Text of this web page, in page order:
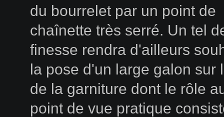
du bourrelet par un point de
chaînette très serré. Un tel
finesse rendra d'ailleurs
la pose d'un large galon sur
de la garniture dont le rôle
point de vue pratique